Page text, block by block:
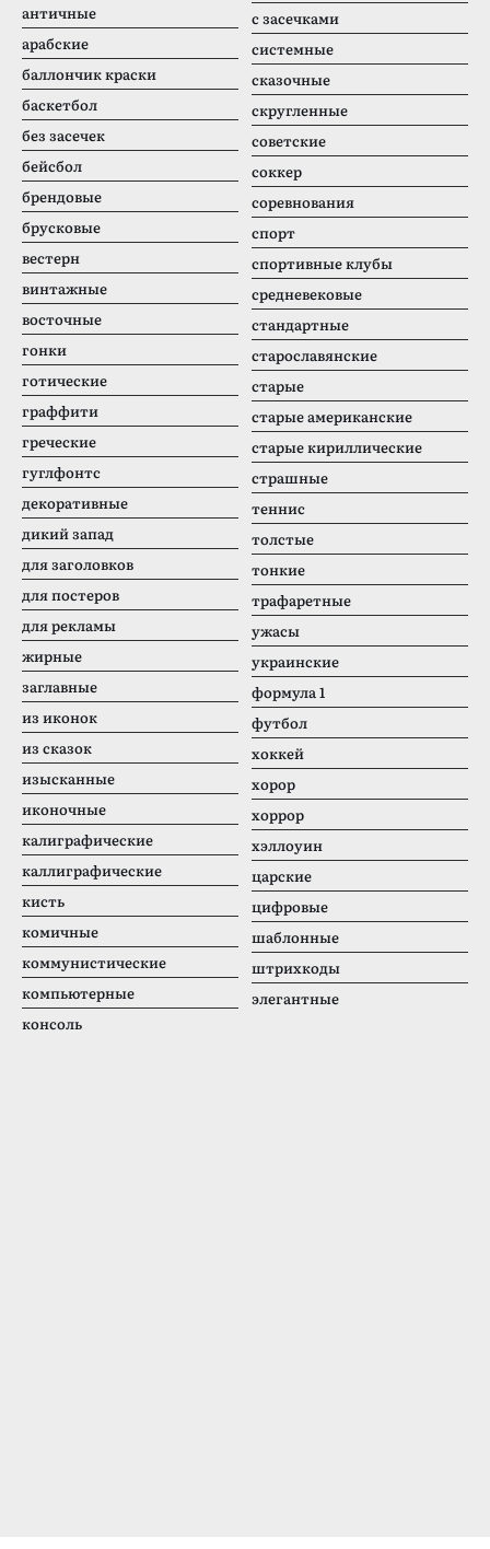
античные
арабские
баллончик краски
баскетбол
без засечек
бейсбол
брендовые
брусковые
вестерн
винтажные
восточные
гонки
готические
граффити
греческие
гуглфонтс
декоративные
дикий запад
для заголовков
для постеров
для рекламы
жирные
заглавные
из иконок
из сказок
изысканные
иконочные
калиграфические
каллиграфические
кисть
комичные
коммунистические
компьютерные
консоль
с засечками
системные
сказочные
скругленные
советские
соккер
соревнования
спорт
спортивные клубы
средневековые
стандартные
старославянские
старые
старые американские
старые кириллические
страшные
теннис
толстые
тонкие
трафаретные
ужасы
украинские
формула 1
футбол
хоккей
хорор
хоррор
хэллоуин
царские
цифровые
шаблонные
штрихкоды
элегантные